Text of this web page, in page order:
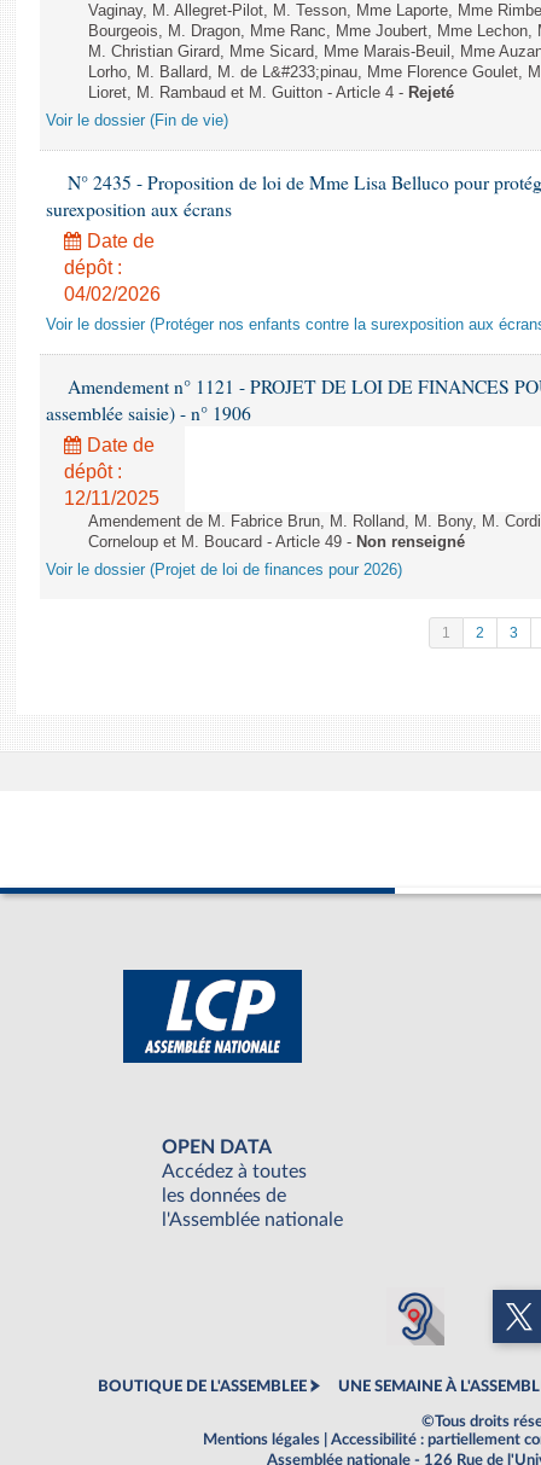
Vaginay, M. Allegret-Pilot, M. Tesson, Mme Laporte, Mme
Bourgeois, M. Dragon, Mme Ranc, Mme Joubert, Mme
M. Christian Girard, Mme Sicard, Mme Marais-Beuil, Mme
Lorho, M. Ballard, M. de L&#233;pinau, Mme Florence Goulet,
Lioret, M. Rambaud et M. Guitton - Article 4 - Rejeté
Voir le dossier (Fin de vie)
N° 2435 - Proposition de loi de Mme Lisa Belluco pour
surexposition aux écrans
Date de
dépôt :
04/02/2026
Voir le dossier (Protéger nos enfants contre la surexposition aux
Amendement n° 1121 - PROJET DE LOI DE FINANCES
assemblée saisie) - n° 1906
Date de
dépôt :
12/11/2025
Amendement de M. Fabrice Brun, M. Rolland, M. Bony, M.
Corneloup et M. Boucard - Article 49 - Non renseigné
Voir le dossier (Projet de loi de finances pour 2026)
1 2 3
OPEN DATA
Accédez à toutes
les données de
l'Assemblée nationale
BOUTIQUE DE L'ASSEMBLEE UNE SEMAINE À
©Tous droits
Mentions légales
Accessibilité : partiellement
Assemblée nationale - 126 Rue de